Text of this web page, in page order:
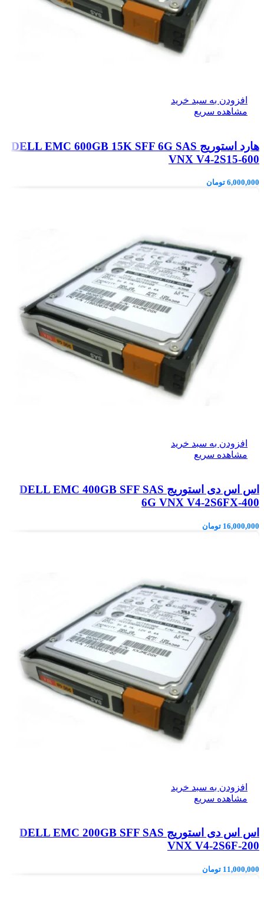
افزودن به سبد خرید
مشاهده سریع
هارد استوریج DELL EMC 600GB 15K SFF 6G SAS
VNX V4-2S15-600
6,000,000 تومان
افزودن به سبد خرید
مشاهده سریع
اس اس دی استوریج DELL EMC 400GB SFF SAS
6G VNX V4-2S6FX-400
16,000,000 تومان
افزودن به سبد خرید
مشاهده سریع
اس اس دی استوریج DELL EMC 200GB SFF SAS
VNX V4-2S6F-200
11,000,000 تومان